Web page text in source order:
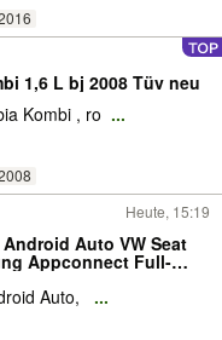
1,6 L bj 2008 Tüv neu
Kombi , ro ...
Heute, 15:19
Android Auto VW Seat
Appconnect Full-
PASSAT TOURAN
ARONA Kodiaq
Octavia atec
Auto, ...